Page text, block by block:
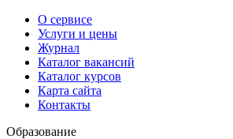
О сервисе
Услуги и цены
Журнал
Каталог вакансий
Каталог курсов
Карта сайта
Контакты
Образование